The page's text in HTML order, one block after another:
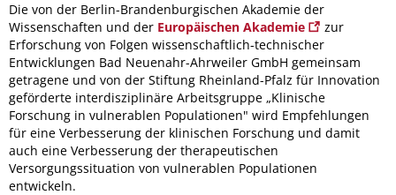
Die von der Berlin-Brandenburgischen Akademie der
Wissenschaften und der Europäischen Akademie
zur
Erforschung von Folgen wissenschaftlich-technischer
Entwicklungen Bad Neuenahr-Ahrweiler GmbH gemeinsam
getragene und von der Stiftung Rheinland-Pfalz für Innovation
geförderte interdisziplinäre Arbeitsgruppe „Klinische
Forschung in vulnerablen Populationen" wird Empfehlungen
für eine Verbesserung der klinischen Forschung und damit
auch eine Verbesserung der therapeutischen
Versorgungssituation von vulnerablen Populationen
entwickeln.